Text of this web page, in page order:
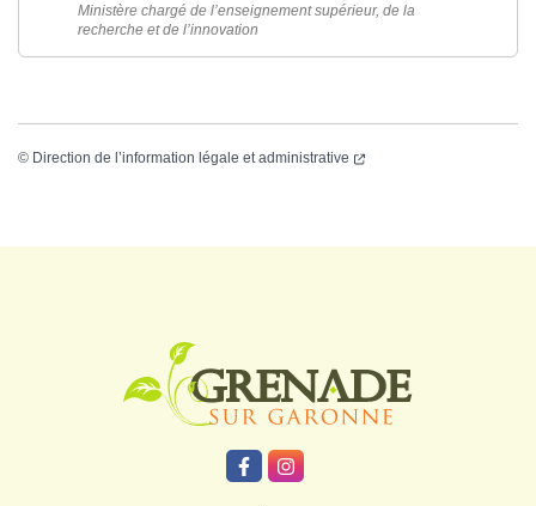
Ministère chargé de l’enseignement supérieur, de la
recherche et de l’innovation
© Direction de l’information légale et administrative
Lien vers le compte Facebook
Lien vers le compte